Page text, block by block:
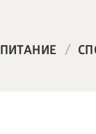
ПИТАНИЕ /